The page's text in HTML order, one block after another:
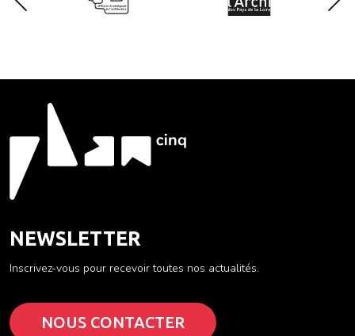
NEWSLETTER
Inscrivez-vous pour recevoir toutes nos actualités.
NOUS CONTACTER